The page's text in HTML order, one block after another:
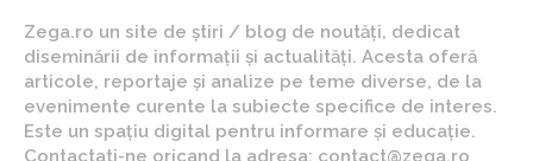
Zega.ro un site de știri / blog de noutăți, dedicat
diseminării de informații și actualități. Acesta oferă
articole, reportaje și analize pe teme diverse, de la
evenimente curente la subiecte specifice de interes.
Este un spațiu digital pentru informare și educație.
Contactati-ne oricand la adresa: contact@zega.ro